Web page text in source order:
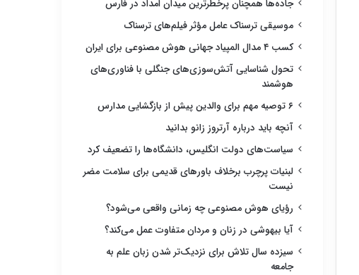
جاده‌ها همچنان پرخطرترین میدان امداد در فارس
موسیقی ترسناک عامل مؤثر فیلم‌های ترسناک
کسب ۴ مدال المپیاد جهانی هوش مصنوعی برای ایران
تحول شناسایی آتش‌سوزی‌های جنگلی با فناوری‌های
هوشمند
۶ توصیه مهم برای والدین پیش از بازگشایی مدارس
آنچه باید درباره آرتروز زانو بدانید
سیاست‌های دولت انگلیس، دانشگاه‌ها را تضعیف کرد
لبنیات پرچرب برخلاف باورهای قدیمی برای سلامت مضر
نیست
رؤیای هوش مصنوعی چه زمانی واقعی می‌شود؟
آیا بیهوشی در زنان و مردان متفاوت عمل می‌کند؟
سیزده سال تلاش برای نزدیک‌تر شدن زبان علم به
جامعه